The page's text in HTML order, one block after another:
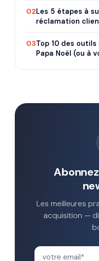
02Les 5 étapes à
réclamation
03Top 10 des
Papa Noël (ou à
Les meilleures
acquisition —